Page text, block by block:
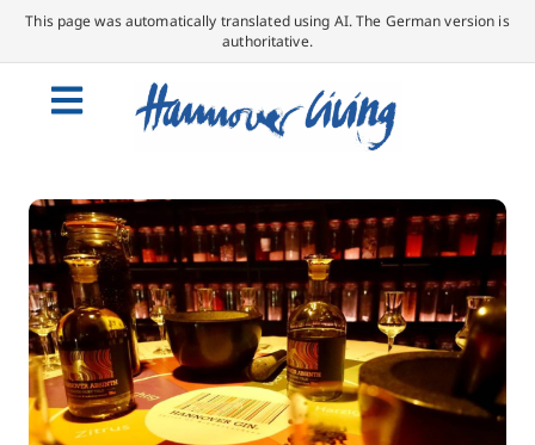
This page was automatically translated using AI. The German version is
authoritative.